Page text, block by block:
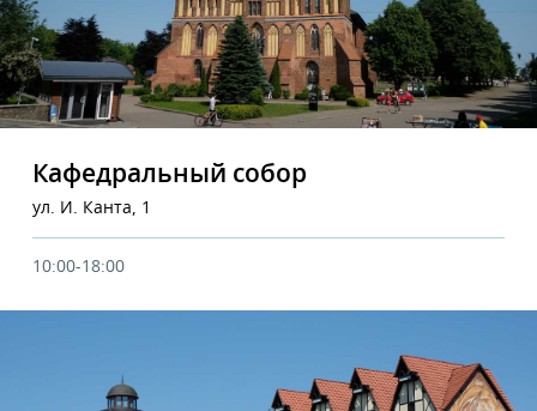
Кафедральный собор
ул. И. Канта, 1
10:00-18:00